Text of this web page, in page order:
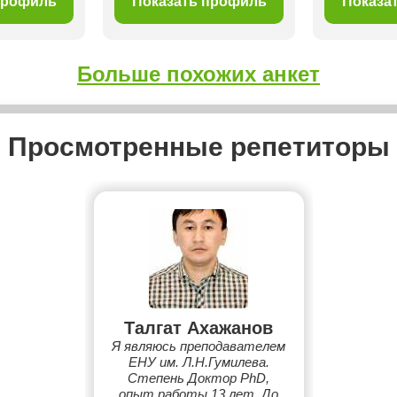
Больше похожих анкет
Просмотренные репетиторы
Талгат Ахажанов
Я являюсь преподавателем
ЕНУ им. Л.Н.Гумилева.
Степень Доктор PhD,
опыт работы 13 лет. До